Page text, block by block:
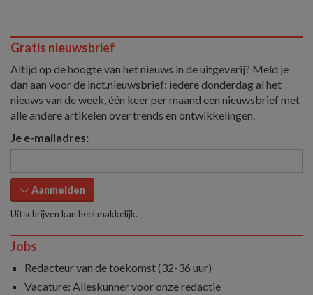
Gratis nieuwsbrief
Altijd op de hoogte van het nieuws in de uitgeverij? Meld je
dan aan voor de inct.nieuwsbrief: iedere donderdag al het
nieuws van de week, één keer per maand een nieuwsbrief met
alle andere artikelen over trends en ontwikkelingen.
Je e-mailadres:
Aanmelden
Uitschrijven kan heel makkelijk.
Jobs
Redacteur van de toekomst (32-36 uur)
Vacature: Alleskunner voor onze redactie